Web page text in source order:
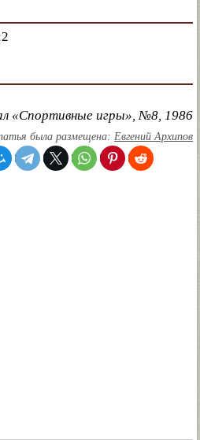
«Спортивные игры», №8, 1986
была размещена: Евгений Архипов